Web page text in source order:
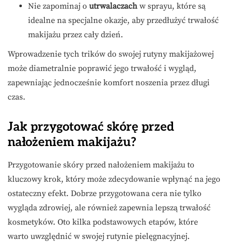
Nie zapominaj o utrwalaczach w sprayu, które są
idealne na specjalne okazje, aby przedłużyć trwałość
makijażu przez cały dzień.
Wprowadzenie tych trików do swojej rutyny makijażowej
może diametralnie poprawić jego trwałość i wygląd,
zapewniając jednocześnie komfort noszenia przez długi
czas.
Jak przygotować skórę przed
nałożeniem makijażu?
Przygotowanie skóry przed nałożeniem makijażu to
kluczowy krok, który może zdecydowanie wpłynąć na jego
ostateczny efekt. Dobrze przygotowana cera nie tylko
wygląda zdrowiej, ale również zapewnia lepszą trwałość
kosmetyków. Oto kilka podstawowych etapów, które
warto uwzględnić w swojej rutynie pielęgnacyjnej.